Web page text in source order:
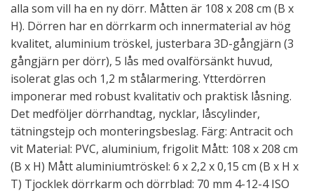
alla som vill ha en ny dörr. Måtten är 108 x 208 cm (B x
H). Dörren har en dörrkarm och innermaterial av hög
kvalitet, aluminium tröskel, justerbara 3D-gångjärn (3
gångjärn per dörr), 5 lås med ovalförsänkt huvud,
isolerat glas och 1,2 m stålarmering. Ytterdörren
imponerar med robust kvalitativ och praktisk låsning.
Det medföljer dörrhandtag, nycklar, låscylinder,
tätningstejp och monteringsbeslag. Färg: Antracit och
vit Material: PVC, aluminium, frigolit Mått: 108 x 208 cm
(B x H) Mått aluminiumtröskel: 6 x 2,2 x 0,15 cm (B x H x
T) Tjocklek dörrkarm och dörrblad: 70 mm 4-12-4 ISO